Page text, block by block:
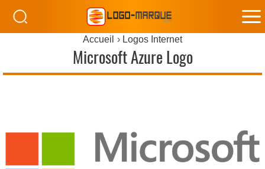
Accueil Logos Internet
Microsoft Azure Logo